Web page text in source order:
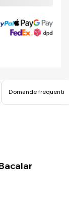
Domande frequenti